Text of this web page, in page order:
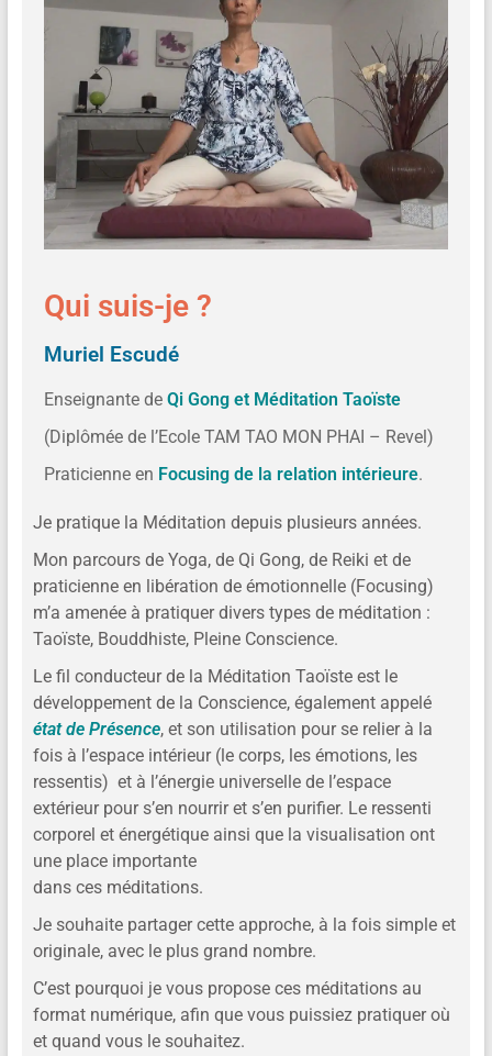
Qui suis-je ?
Muriel Escudé
Enseignante de Qi Gong et Méditation Taoïste
(Diplômée de l’Ecole TAM TAO MON PHAI – Revel)
Praticienne en Focusing de la relation intérieure.
Je pratique la Méditation depuis plusieurs années.
Mon parcours de Yoga, de Qi Gong, de Reiki et de
praticienne en libération de émotionnelle (Focusing)
m’a amenée à pratiquer divers types de méditation :
Taoïste, Bouddhiste, Pleine Conscience.
Le fil conducteur de la Méditation Taoïste est le
développement de la Conscience, également appelé
état de Présence, et son utilisation pour se relier à la
fois à l’espace intérieur (le corps, les émotions, les
ressentis) et à l’énergie universelle de l’espace
extérieur pour s’en nourrir et s’en purifier. Le ressenti
corporel et énergétique ainsi que la visualisation ont
une place importante
dans ces méditations.
Je souhaite partager cette approche, à la fois simple et
originale, avec le plus grand nombre.
C’est pourquoi je vous propose ces méditations au
format numérique, afin que vous puissiez pratiquer où
et quand vous le souhaitez.